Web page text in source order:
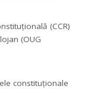
(CCR)
(OUG
constituționale